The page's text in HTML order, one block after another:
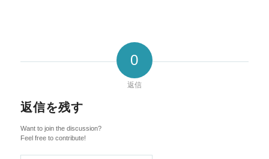
0
返信
返信を残す
Want to join the discussion?
Feel free to contribute!